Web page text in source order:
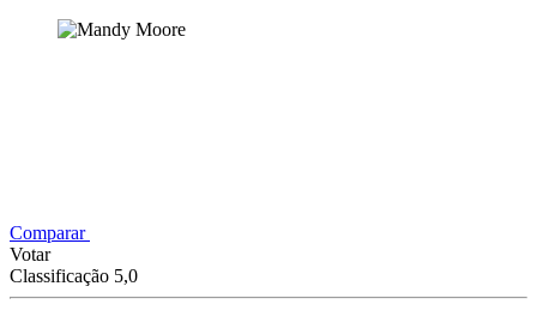
Comparar
Votar
Classificação 5,0